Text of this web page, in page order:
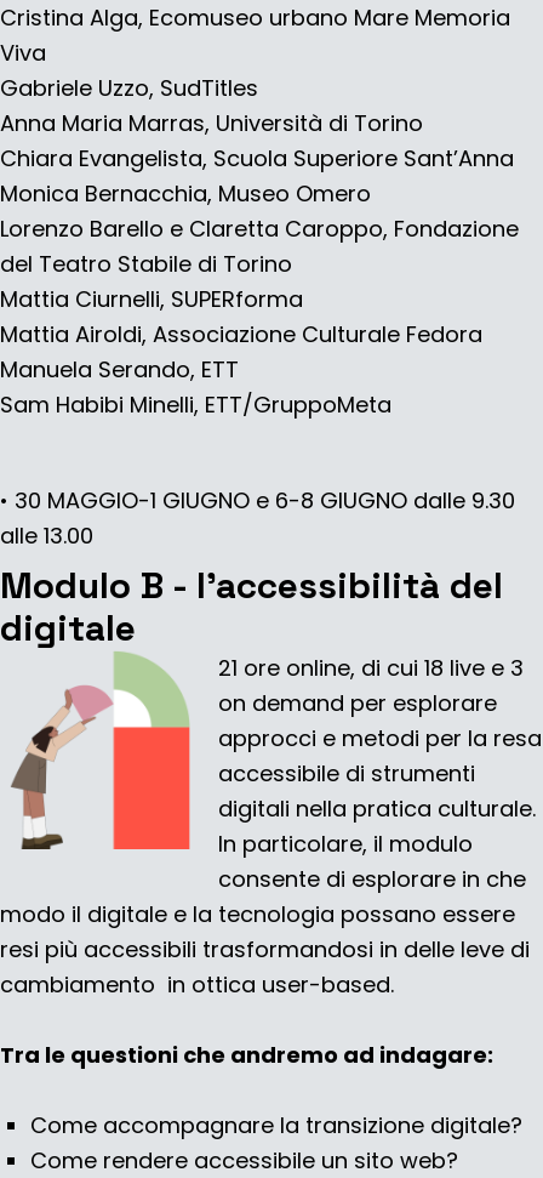
Cristina Alga, Ecomuseo urbano Mare Memoria
Viva
Gabriele Uzzo, SudTitles
Anna Maria Marras, Università di Torino
Chiara Evangelista, Scuola Superiore Sant’Anna
Monica Bernacchia, Museo Omero
Lorenzo Barello e Claretta Caroppo, Fondazione
del Teatro Stabile di Torino
Mattia Ciurnelli, SUPERforma
Mattia Airoldi, Associazione Culturale Fedora
Manuela Serando, ETT
Sam Habibi Minelli, ETT/GruppoMeta
• 30 MAGGIO-1 GIUGNO e 6-8 GIUGNO dalle 9.30
alle 13.00
Modulo B - l’accessibilità del
digitale
21 ore online, di cui 18 live e 3
on demand per esplorare
approcci e metodi per la resa
accessibile di strumenti
digitali nella pratica culturale.
In particolare, il modulo
consente di esplorare in che
modo il digitale e la tecnologia possano essere
resi più accessibili trasformandosi in delle leve di
cambiamento in ottica user-based.
Tra le questioni che andremo ad indagare:
Come accompagnare la transizione digitale?
Come rendere accessibile un sito web?